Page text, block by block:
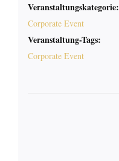
Veranstaltungskategorie:
Corporate Event
Veranstaltung-Tags:
Corporate Event